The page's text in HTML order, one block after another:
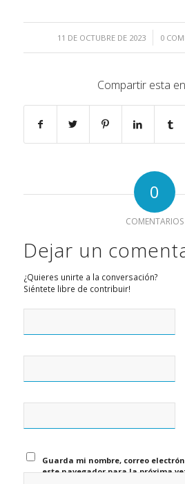
11 DE OCTUBRE DE 2023
/ 0
Compartir esta
0
COMENTARIOS
Dejar un
¿Quieres unirte a la conversación?
Siéntete libre de contribuir!
Guarda mi nombre, correo
este navegador para la próxima